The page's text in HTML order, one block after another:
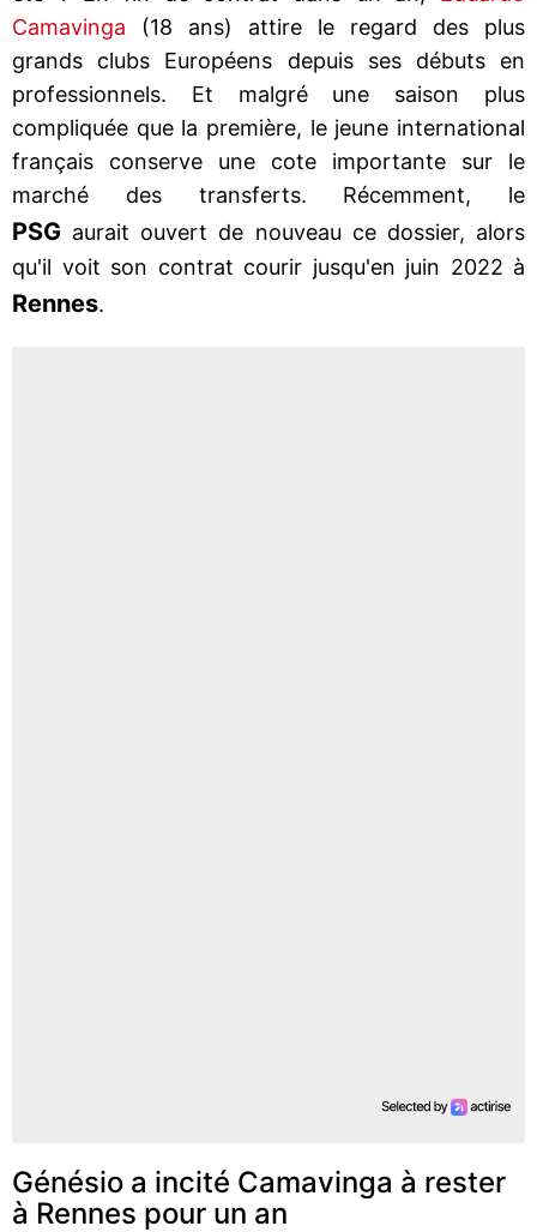
Camavinga (18 ans) attire le regard des plus
grands clubs Européens depuis ses débuts en
professionnels. Et malgré une saison plus
compliquée que la première, le jeune international
français conserve une cote importante sur le
marché des transferts. Récemment, le
PSG aurait ouvert de nouveau ce dossier, alors
qu'il voit son contrat courir jusqu'en juin 2022 à
Rennes.
Génésio a incité Camavinga à rester
à Rennes pour un an